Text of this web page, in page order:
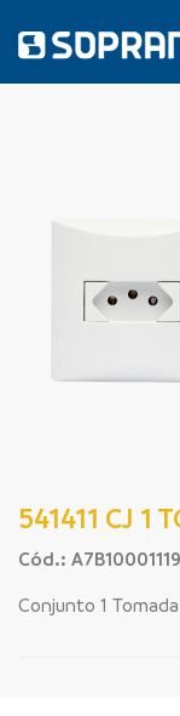
541411 CJ 1
Cód.:
Conjunto 1